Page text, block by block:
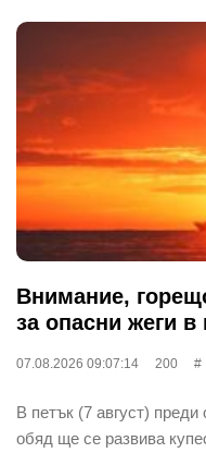
Внимание,
за опасни жеги в
07.08.2026 09:07:14 200
В петък (7 август)
обяд ще се развива